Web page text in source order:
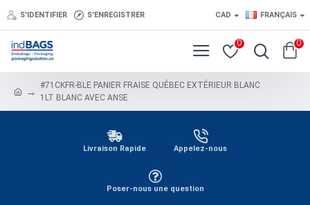
S'IDENTIFIER S'ENREGISTRER CAD FRANÇAIS
0 0
#71CKFR-BLE PANIER FRAISE QUÉBEC EXTÉRIEUR BLANC
1LT BLANC AVEC ANSE
Livraison Rapide Appelez-nous
Poser-nous une question